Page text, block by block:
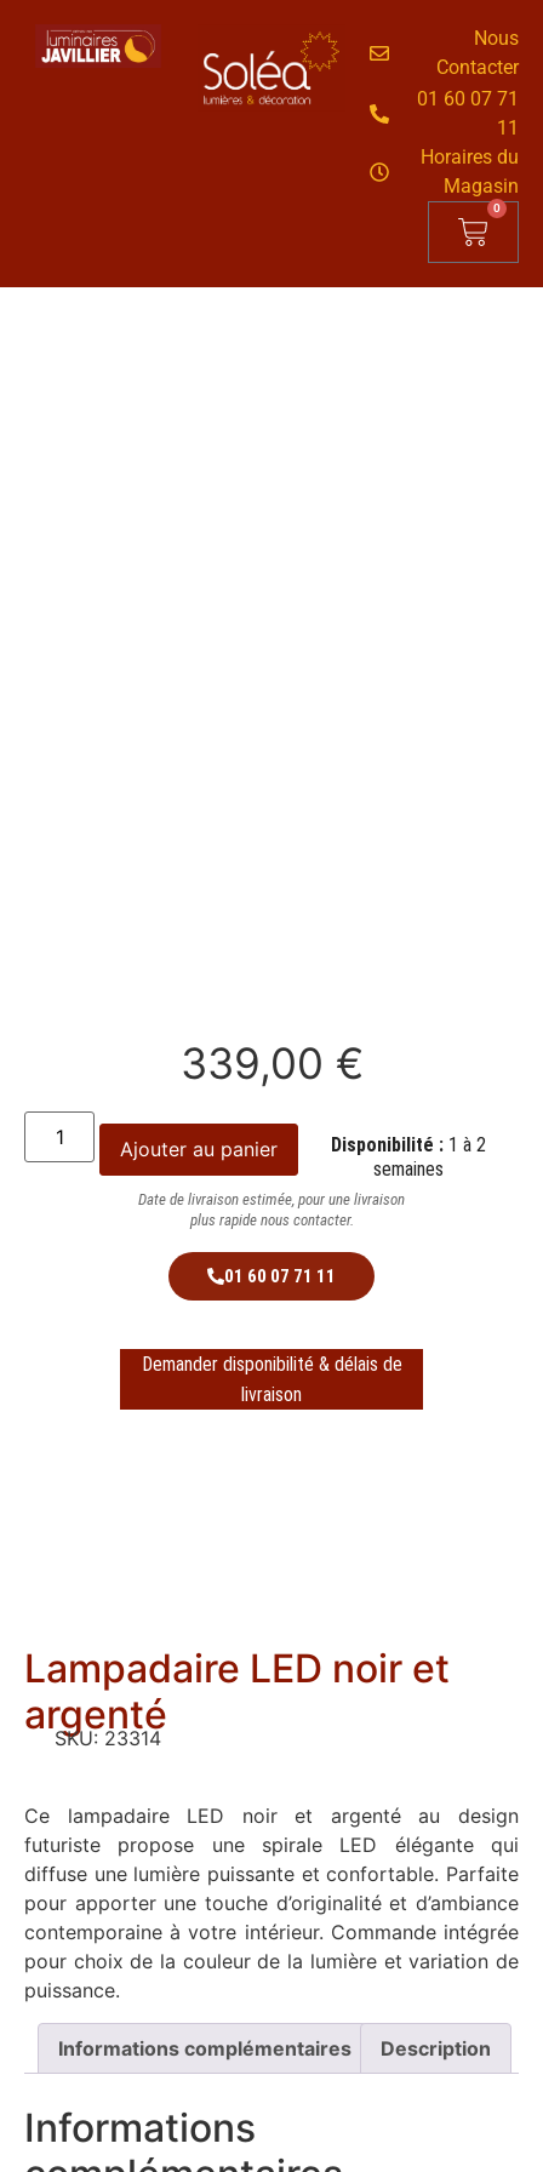
Nous
Contacter
01 60 07 71
11
Horaires du
Magasin
0
339,00 €
Ajouter au panier Disponibilité : 1 à 2
semaines
Date de livraison estimée, pour une livraison
plus rapide nous contacter.
01 60 07 71 11
Demander disponibilité & délais de
livraison
Lampadaire LED noir et
argenté
SKU: 23314
Ce lampadaire LED noir et argenté au design
futuriste propose une spirale LED élégante qui
diffuse une lumière puissante et confortable. Parfaite
pour apporter une touche d’originalité et d’ambiance
contemporaine à votre intérieur. Commande intégrée
pour choix de la couleur de la lumière et variation de
puissance.
Informations complémentaires Description
Informations